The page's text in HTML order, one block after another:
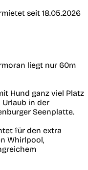
seit 18.05.2026
liegt nur 60m
Hund ganz viel Platz
in der
Seenplatte.
für den extra
Whirlpool,